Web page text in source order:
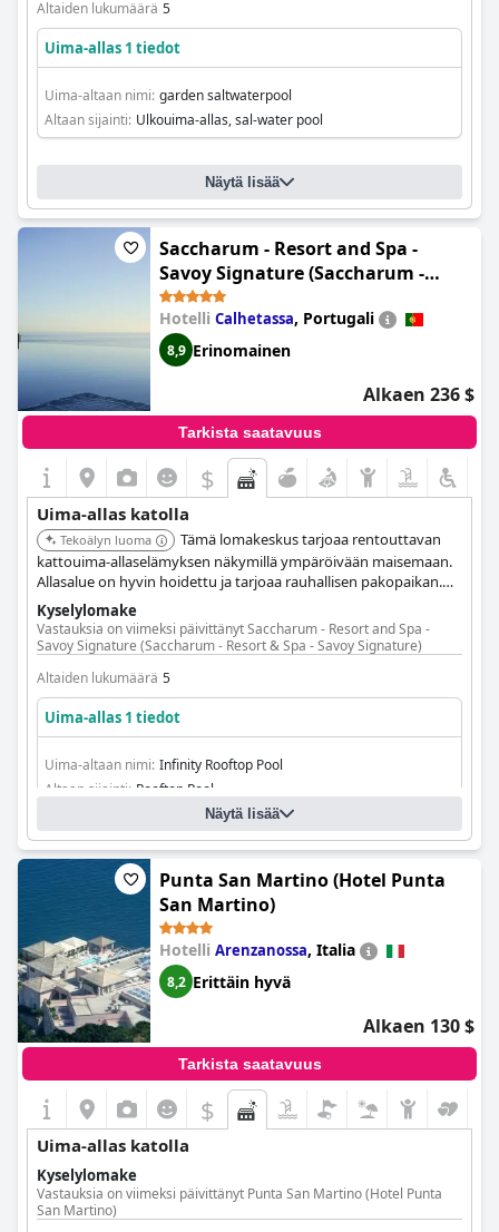
Altaiden lukumäärä 5
Uima-allas 1 tiedot
Uima-altaan nimi: garden saltwaterpool
Altaan sijainti: Ulkouima-allas, sal-water pool
Näytä lisää
Saccharum - Resort and Spa -
Savoy Signature (Saccharum -
Resort & Spa - Savoy Signature)
Hotelli Calhetassa, Portugali
8,9 Erinomainen
Alkaen 236 $
Tarkista saatavuus
$
Uima-allas katolla
Tekoälyn luoma
Tämä lomakeskus tarjoaa rentouttavan
kattouima-allaselämyksen näkymillä ympäröivään maisemaan.
Allasalue on hyvin hoidettu ja tarjoaa rauhallisen pakopaikan.
Asiakkaat arvostavat kylpylätiloja ja yleisiä lomakeskuksen
mukavuuksia.
Kyselylomake
Vastauksia on viimeksi päivittänyt Saccharum - Resort and Spa -
Savoy Signature (Saccharum - Resort & Spa - Savoy Signature)
Altaiden lukumäärä 5
Uima-allas 1 tiedot
Uima-altaan nimi: Infinity Rooftop Pool
Altaan sijainti: Rooftop Pool
Näytä lisää
Punta San Martino (Hotel Punta
San Martino)
Hotelli Arenzanossa, Italia
8,2 Erittäin hyvä
Alkaen 130 $
Tarkista saatavuus
$
Uima-allas katolla
Kyselylomake
Vastauksia on viimeksi päivittänyt Punta San Martino (Hotel Punta
San Martino)